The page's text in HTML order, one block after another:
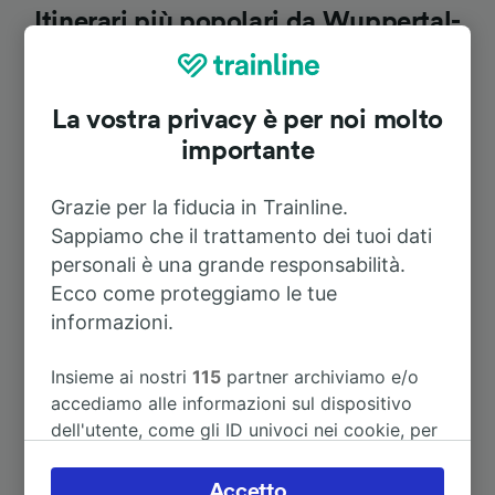
Itinerari più popolari da Wuppertal-
Ronsdorf
Durata
A Dortmund Hbf
A Nantes 8h 25m
A Solingen Hbf
A Ahaus 3h 9m
La vostra privacy è per noi molto
importante
Grazie per la fiducia in Trainline.
Sappiamo che il trattamento dei tuoi dati
personali è una grande responsabilità.
Ecco come proteggiamo le tue
informazioni.
Insieme ai nostri115 partner archiviamo e/o
accediamo alle informazioni sul dispositivo
dell'utente, come gli ID univoci nei cookie, per
accettare o gestire le proprie scelte facendo